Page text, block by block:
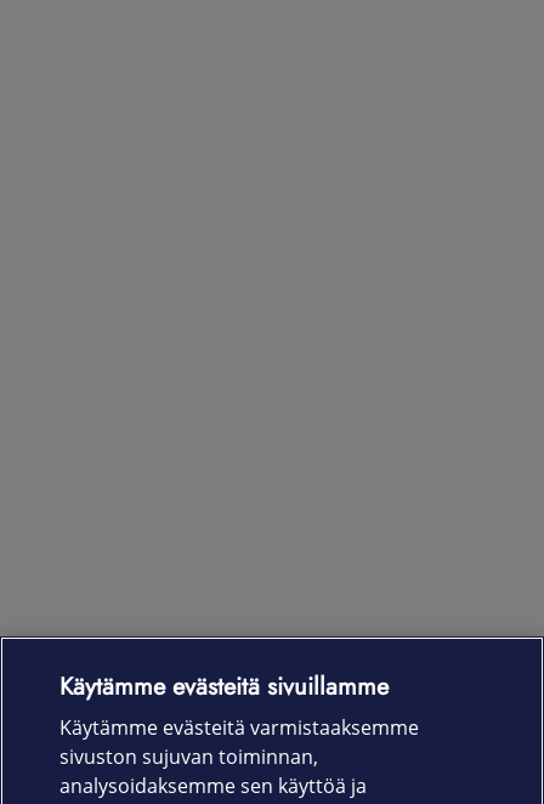
Laitteet & liittymät
Palvelut
Käytämme evästeitä sivuillamme
Käytämme evästeitä varmistaaksemme
sivuston sujuvan toiminnan,
analysoidaksemme sen käyttöä ja